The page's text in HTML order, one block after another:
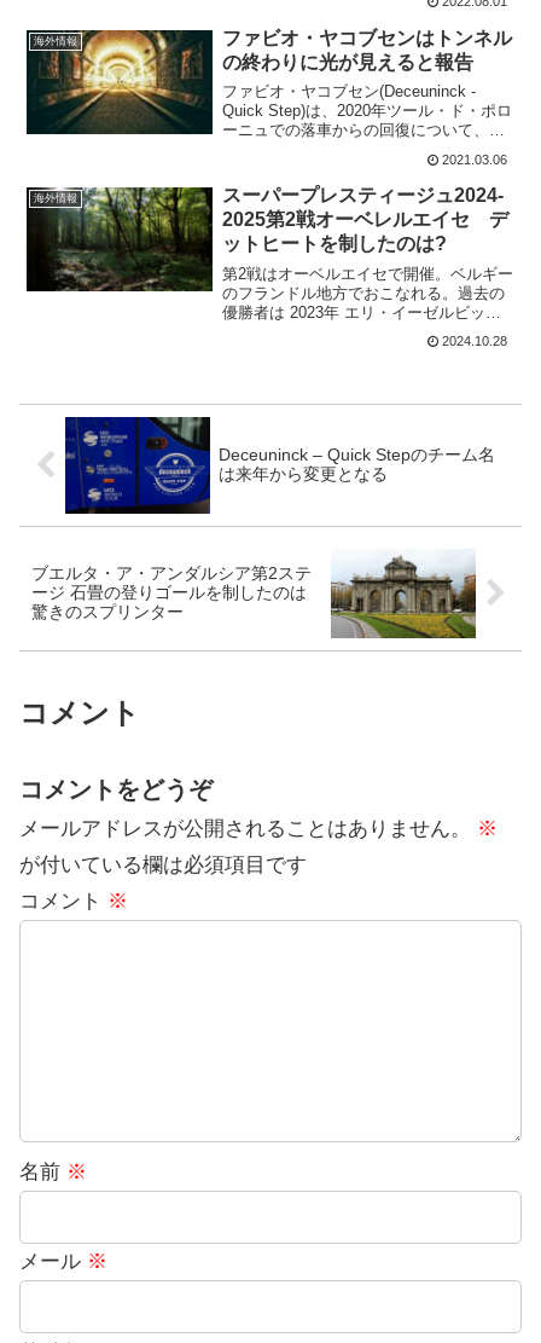
客席に飛び込むのか不思議に思っていた
けど、ツイート動画をみて納得。トラッ
クの外側...
海外情報
ファビオ・ヤコブセンはトンネル
の終わりに光が見えると報告
ファビオ・ヤコブセン(Deceuninck -
Quick Step)は、2020年ツール・ド・ポロ
ーニュでの落車からの回復について、ト
ンネルの終わりに光がある、と述べ最新
の回復状況を知らせてくれた。ファビ
オ・ヤコブセンは、昨年末に初めて事...
2021.03.06
海外情報
スーパープレスティージュ2024-
2025第2戦オーベレルエイセ デ
ットヒートを制したのは?
第2戦はオーベルエイセで開催。ベルギー
のフランドル地方でおこなれる。過去の
優勝者は 2023年 エリ・イーゼルビット
2022年 マイケル・ファントーレンハウト
2021年 エリ・イーゼルビット 2021年 ワ
2024.10.28
Deceuninck – Quick Stepのチーム名
は来年から変更となる
ブエルタ・ア・アンダルシア第2ステ
ージ 石畳の登りゴールを制したのは
驚きのスプリンター
コメント
コメントをどうぞ
メールアドレスが公開されることはありません。
※
が付いている欄は必須項目です
コメント ※
名前 ※
メール ※